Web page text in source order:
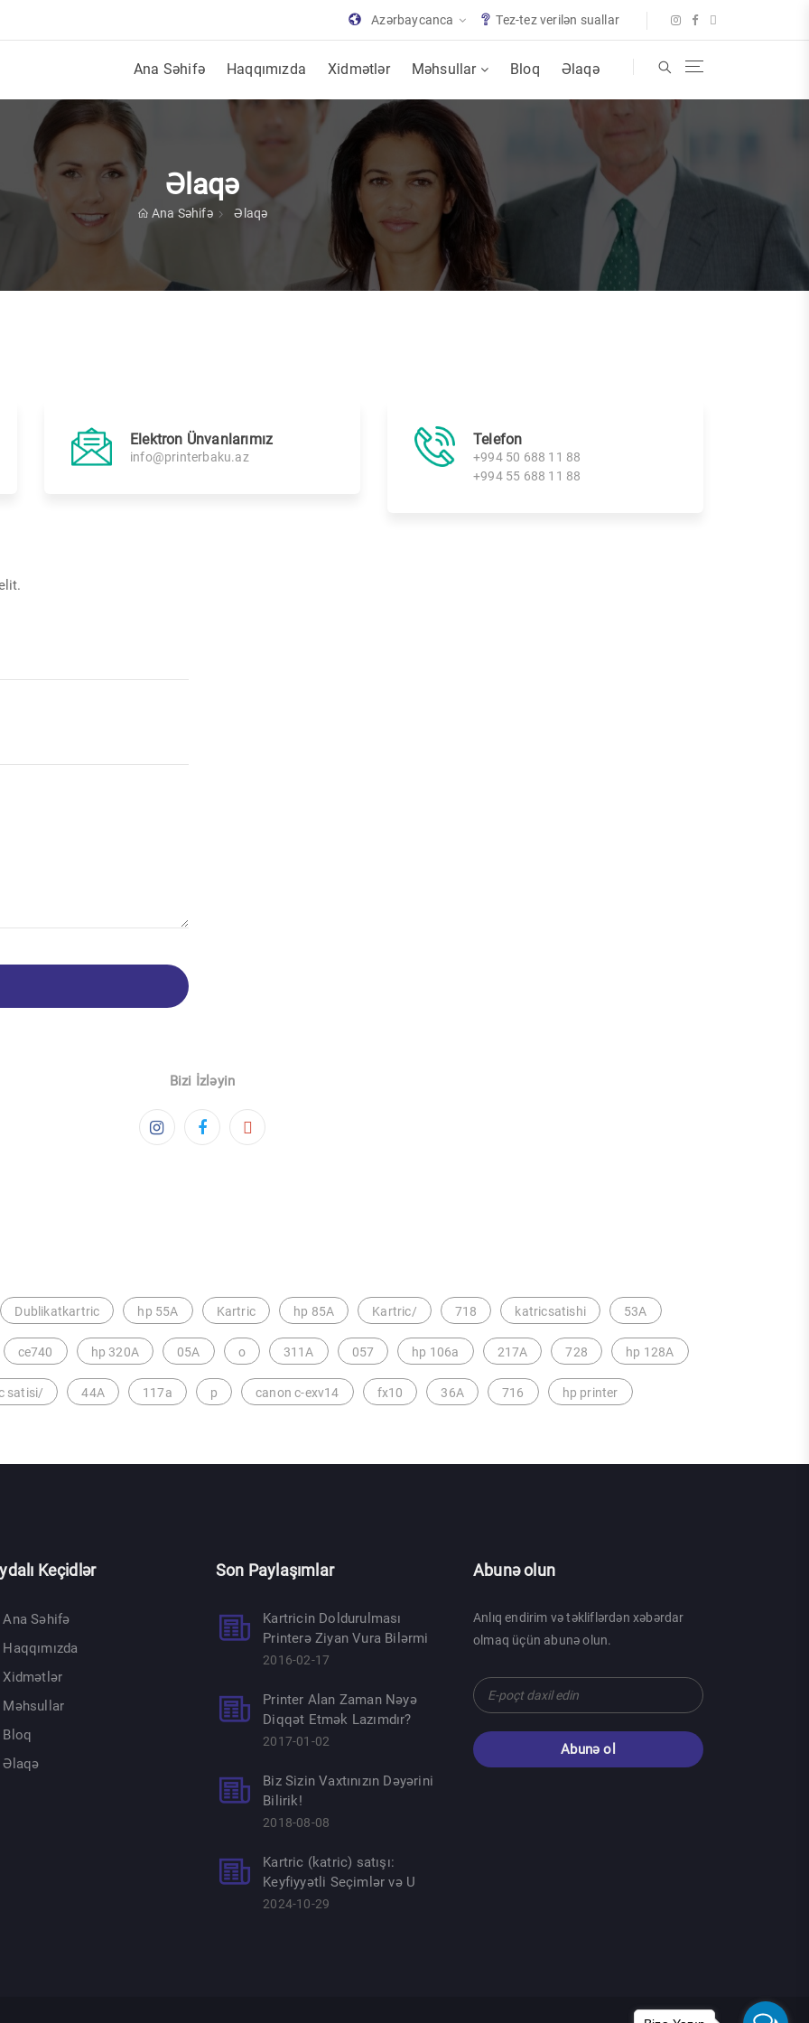
Azərbaycanca Tez-tez verilən suallar
Ana Səhifə Haqqımızda Xidmətlər Məhsullar Bloq Əlaqə
Əlaqə
Ana Səhifə Əlaqə
Elektron Ünvanlarımız
info@printerbaku.az
Telefon
+994 50 688 11 88
+994 55 688 11 88
Bizi İzləyin
Dublikatkartric hp 55A Kartric hp 85A Kartric/ 718 katricsatishi 53A
ce740 hp 320A 05A o 311A 057 hp 106a 217A 728 hp 128A
satisi/ 44A 117a p canon c-exv14 fx10 36A 716 hp printer
Keçidlər
Ana Səhifə
Haqqımızda
Xidmətlər
Məhsullar
Bloq
Əlaqə
Son Paylaşımlar
Kartricin Doldurulması
Printerə Ziyan Vura Bilərmi
2016-02-17
Printer Alan Zaman Nəyə
Diqqət Etmək Lazımdır?
2017-01-02
Biz Sizin Vaxtınızın Dəyərini
Bilirik!
2018-08-08
Kartric (katric) satışı:
Keyfiyyətli Seçimlər və U
2024-10-29
Abunə olun
Anlıq endirim və təkliflərdən xəbərdar
olmaq üçün abunə olun.
Abunə ol